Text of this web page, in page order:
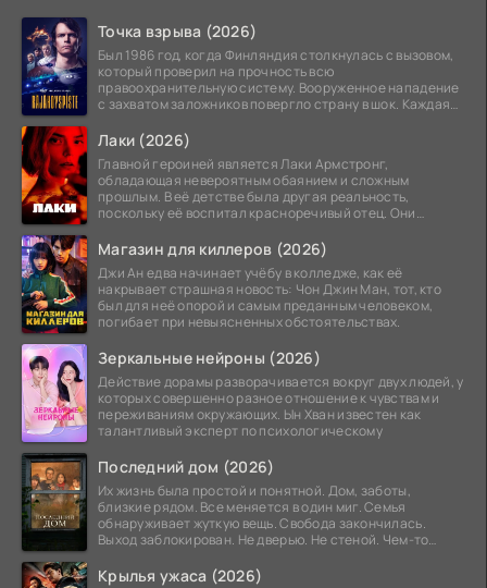
Точка взрыва (2026)
Был 1986 год, когда Финляндия столкнулась с вызовом,
который проверил на прочность всю
правоохранительную систему. Вооруженное нападение
с захватом заложников повергло страну в шок. Каждая
Лаки (2026)
Главной героиней является Лаки Армстронг,
обладающая невероятным обаянием и сложным
прошлым. В её детстве была другая реальность,
поскольку её воспитал красноречивый отец. Они
Магазин для киллеров (2026)
Джи Ан едва начинает учёбу в колледже, как её
накрывает страшная новость: Чон Джин Ман, тот, кто
был для неё опорой и самым преданным человеком,
погибает при невыясненных обстоятельствах.
Зеркальные нейроны (2026)
Действие дорамы разворачивается вокруг двух людей, у
которых совершенно разное отношение к чувствам и
переживаниям окружающих. Ын Хван известен как
талантливый эксперт по психологическому
Последний дом (2026)
Их жизнь была простой и понятной. Дом, заботы,
близкие рядом. Все меняется в один миг. Семья
обнаруживает жуткую вещь. Свобода закончилась.
Выход заблокирован. Не дверью. Не стеной. Чем-то
Крылья ужаса (2026)